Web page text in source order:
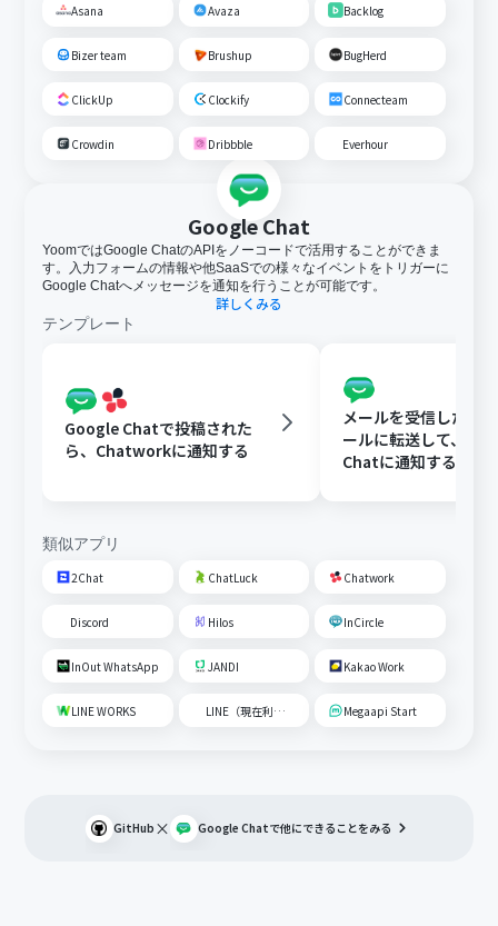
Asana Avaza Backlog
Bizer team Brushup BugHerd
ClickUp Clockify Connecteam
Crowdin Dribbble Everhour
Google Chat
YoomではGoogle ChatのAPIをノーコードで活用することができま
す。入力フォームの情報や他SaaSでの様々なイベントをトリガーに
Google Chatへメッセージを通知を行うことが可能です。
詳しくみる
テンプレート
Google Chatで投稿された
ら、Chatworkに通知する
メールを受信したら
ールに転送して、
Chatに通知する
類似アプリ
2Chat ChatLuck Chatwork
Discord Hilos InCircle
InOut WhatsApp JANDI Kakao Work
LINE WORKS LINE（現在利用不可） Megaapi Start
GitHub × Google Chatで他にできることをみる